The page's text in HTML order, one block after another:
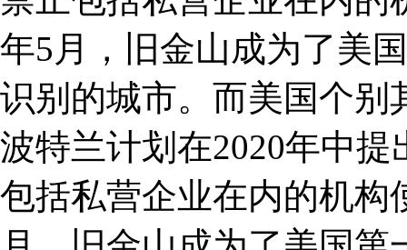
年5月，旧金山成为了美
识别的城市。而美国个别
波特兰计划在2020年中
包括私营企业在内的机构